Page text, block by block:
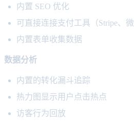
内置 SEO 优化
可直接连接支付工具（Stripe、微
内置表单收集数据
数据分析
内置的转化漏斗追踪
热力图显示用户点击热点
访客行为回放